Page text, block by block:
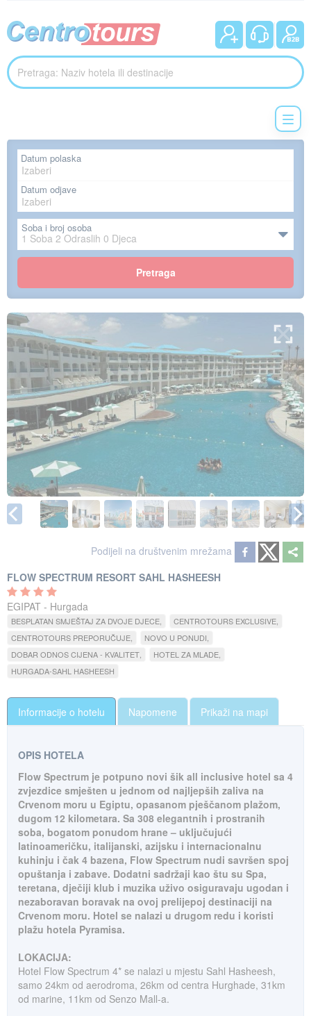
Datum polaska
Datum odjave
Soba i broj osoba
1 Soba 2 Odraslih 0 Djeca
Pretraga
Podijeli na društvenim mrežama
FLOW SPECTRUM RESORT SAHL HASHEESH
EGIPAT - Hurgada
BESPLATAN SMJEŠTAJ ZA DVOJE DJECE
CENTROTOURS EXCLUSIVE
CENTROTOURS PREPORUČUJE
NOVO U PONUDI
DOBAR ODNOS CIJENA - KVALITET
HOTEL ZA MLADE
HURGADA-SAHL HASHEESH
Informacije o hotelu Napomene Prikaži na mapi
OPIS HOTELA
Flow Spectrum je potpuno novi šik all inclusive hotel sa 4
zvjezdice smješten u jednom od najljepših zaliva na
Crvenom moru u Egiptu, opasanom pješčanom plažom,
dugom 12 kilometara. Sa 308 elegantnih i prostranih
soba, bogatom ponudom hrane – uključujući
latinoameričku, italijanski, azijsku i internacionalnu
kuhinju i čak 4 bazena, Flow Spectrum nudi savršen spoj
opuštanja i zabave. Dodatni sadržaji kao štu su Spa,
teretana, dječiji klub i muzika uživo osiguravaju ugodan i
nezaboravan boravak na ovoj prelijepoj destinaciji na
Crvenom moru. Hotel se nalazi u drugom redu i koristi
plažu hotela Pyramisa.
LOKACIJA:
Hotel Flow Spectrum 4* se nalazi u mjestu Sahl Hasheesh,
samo 24km od aerodroma, 26km od centra Hurghade, 31km
od marine, 11km od Senzo Mall-a.